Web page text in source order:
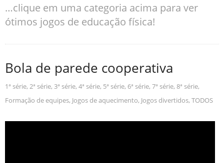
…clique em uma categoria acima para ver
ótimos jogos de educação física!
Bola de parede cooperativa
1ª série, 2ª série, 3ª série, 4ª série, 5ª série, 6ª série, 7ª série, 8ª série,
Formação de equipes, Jogos de aquecimento, Jogos divertidos, TODOS